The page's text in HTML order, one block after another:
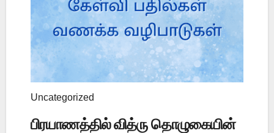
Uncategorized
பிரயாணத்தில் வித்ரு தொழுகையின்